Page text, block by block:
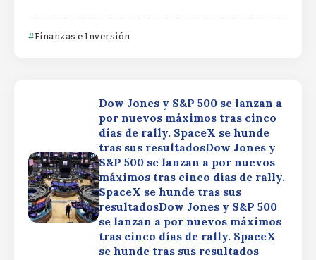
Finanzas e Inversión
Dow Jones y S&P 500 se lanzan a
por nuevos máximos tras cinco
días de rally. SpaceX se hunde
tras sus resultadosDow Jones y
S&P 500 se lanzan a por nuevos
máximos tras cinco días de rally.
SpaceX se hunde tras sus
resultadosDow Jones y S&P 500
se lanzan a por nuevos máximos
tras cinco días de rally. SpaceX
se hunde tras sus resultados